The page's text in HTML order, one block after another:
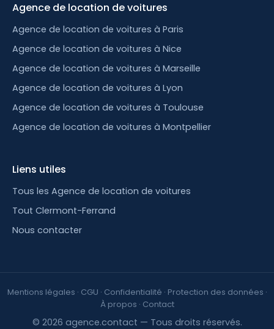
Agence de location de voitures
Agence de location de voitures à Paris
Agence de location de voitures à Nice
Agence de location de voitures à Marseille
Agence de location de voitures à Lyon
Agence de location de voitures à Toulouse
Agence de location de voitures à Montpellier
Liens utiles
Tous les Agence de location de voitures
Tout Clermont-Ferrand
Nous contacter
Mentions légales · CGU · Confidentialité · Protection des données ·
À propos · Contact
© 2026 agence.contact — Tous droits réservés.